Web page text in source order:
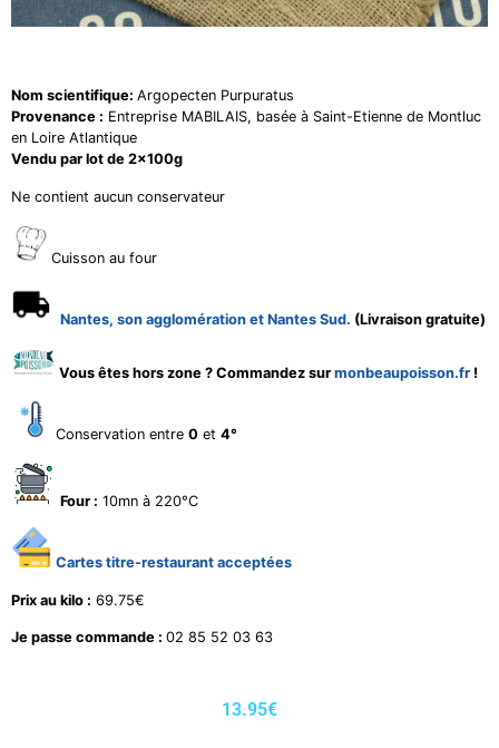
Nom scientifique: Argopecten Purpuratus
Provenance : Entreprise MABILAIS, basée à Saint-Etienne de Montluc
en Loire Atlantique
Vendu par lot de 2x100g
Ne contient aucun conservateur
Cuisson au four
Nantes, son agglomération et Nantes Sud. (Livraison gratuite)
Vous êtes hors zone ? Commandez sur monbeaupoisson.fr !
Conservation entre 0 et 4°
Four : 10mn à 220°C
Cartes titre-restaurant acceptées
Prix au kilo : 69.75€
Je passe commande : 02 85 52 03 63
13.95€